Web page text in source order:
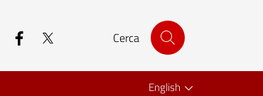
facebook Cerca
English